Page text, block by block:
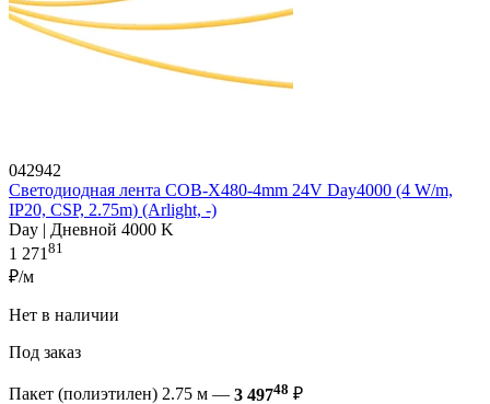
042942
Светодиодная лента COB-X480-4mm 24V Day4000 (4 W/m,
IP20, CSP, 2.75m) (Arlight, -)
Day | Дневной 4000 K
1 271 81
₽/м
Нет в наличии
Под заказ
Пакет (полиэтилен) 2.75 м — 3 49748 ₽